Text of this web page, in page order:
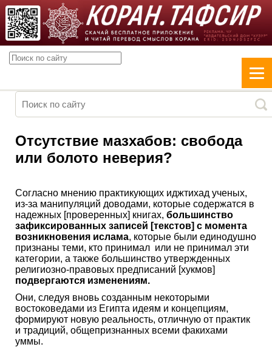
Отсутствие мазхабов: свобода
или болото неверия?
Согласно мнению практикующих иджтихад ученых,
из-за манипуляций доводами, которые содержатся в
надежных [проверенных] книгах, большинство
зафиксированных записей [текстов] с момента
возникновения ислама, которые были единодушно
признаны теми, кто принимал или не принимал эти
категории, а также большинство утвержденных
религиозно-правовых предписаний [хукмов]
подвергаются изменениям.
Они, следуя вновь созданным некоторыми
востоковедами из Египта идеям и концепциям,
формируют новую реальность, отличную от практик
и традиций, общепризнанных всеми факихами
уммы.